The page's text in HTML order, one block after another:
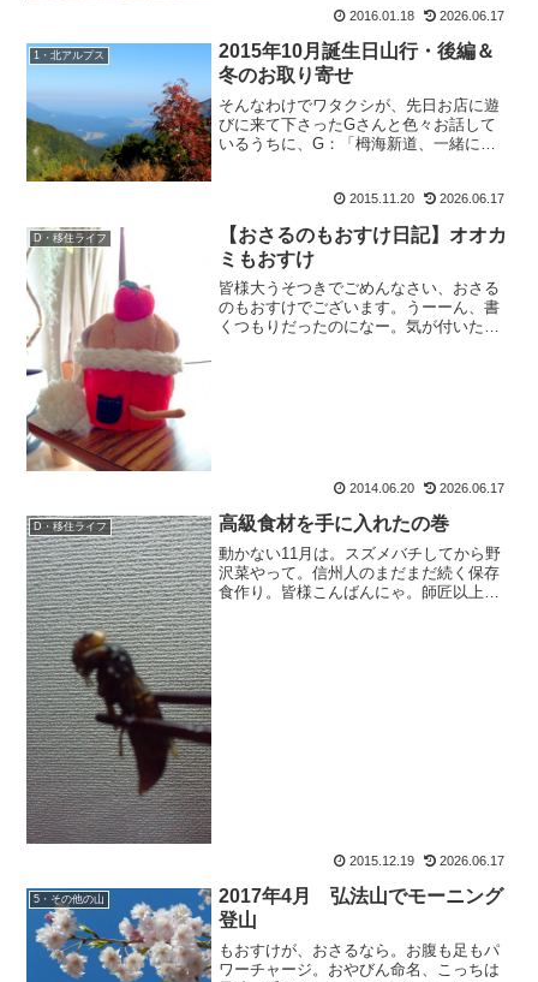
2016.01.18 2026.06.17
1・北アルプス
2015年10月誕生日山行・後編＆
冬のお取り寄せ
そんなわけでワタクシが、先日お店に遊
びに来て下さったGさんと色々お話して
いるうちに、G：「栂海新道、一緒に行
麗な季節に、もう一度行ってみたいとは
2015.11.20 2026.06.17
D・移住ライフ
【おさるのもおすけ日記】オオカ
ミもおすけ
皆様大うそつきでごめんなさい、おさる
のもおすけでございます。うーーん、書
くつもりだったのになー。気が付いた
2014.06.20 2026.06.17
D・移住ライフ 高級食材を手に入れたの巻
動かない11月は。スズメバチしてから野
沢菜やって。信州人のまだまだ続く保存
食作り。皆様こんばんにゃ。師匠以上に
2015.12.19 2026.06.17
5・その他の山
2017年4月 弘法山でモーニング
登山
もおすけが、おさるなら。お腹も足もパ
ワーチャージ。おやびん命名、こっちは